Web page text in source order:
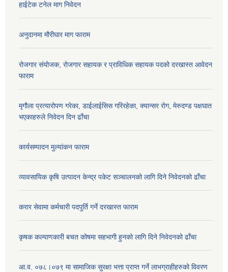
हाईटेक टनेल माग निवेदन
अनुदानमा मौरीघार माग फाराम
रोजगार संयोजक, रोजगार सहायक र प्राविधिक सहायक पदको दरखास्त आवेदन
फाराम
मृगौला प्रत्यारोपण गरेका, डाईलाईसिस गरिरहेका, क्यान्सर रोग, मेरुदण्ड पक्षघात
भएकाहरुले निवेदन दिन ढाँचा
कार्यसम्पादन मुल्यांकन फाराम
व्यावसायिक कृषि उत्पादन केन्द्र पकेट सञ्चालनको लागि दिने निवेदनको ढाँचा
करार सेवामा कर्मचारी पदपुर्ति गर्ने दरखास्त फाराम
कृषक कल्याणकारी बचत कोषमा सहभागी हुनको लागि दिने निवेदनको ढाँचा
आ.व. ०७८।०७९ मा सामाजिक सुरक्षा भत्ता प्राप्त गर्ने लाभग्राहीहरुको विवरण